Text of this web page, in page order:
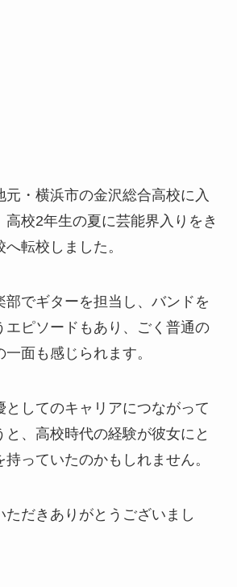
元・横浜市の金沢総合高校に入
高校2年生の夏に芸能界入りをき
転校しました。
部でギターを担当し、バンドを
エピソードもあり、ごく普通の
面も感じられます。
としてのキャリアにつながって
と、高校時代の経験が彼女にと
っていたのかもしれません。
ただきありがとうございまし